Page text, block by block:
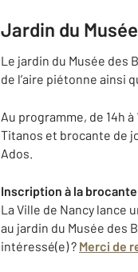
Jardin du
Le jardin du Musée des
de l’aire piétonne ainsi
Au programme, de 14h
Titanos et brocante de
Ados.
Inscription à la brocante
La Ville de Nancy lance
au jardin du Musée des
intéressé(e) ? Merci de